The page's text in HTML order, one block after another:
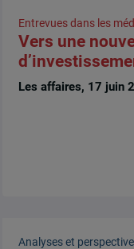
Entrevues dans les
Vers une
Les affaires, 17 juin
Analyses et